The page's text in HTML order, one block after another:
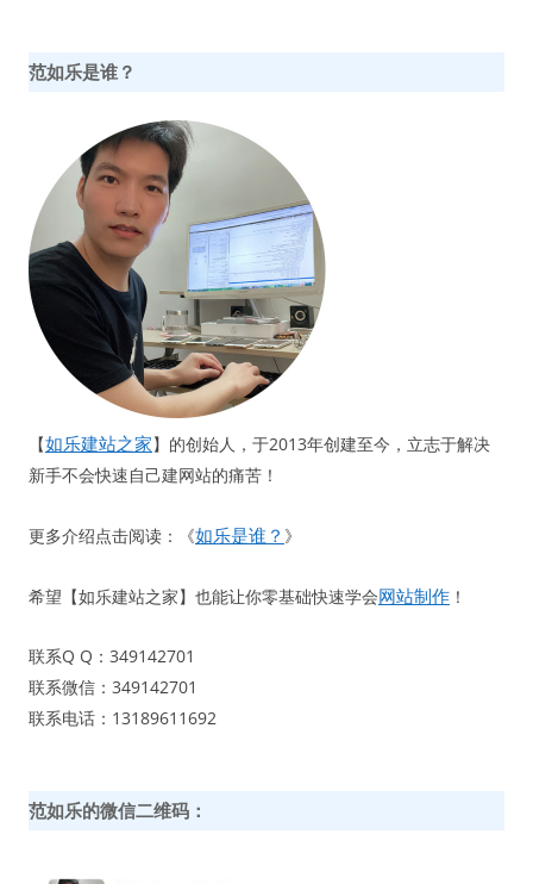
范如乐是谁？
【如乐建站之家】的创始人，于2013年创建至今，立志于解决
新手不会快速自己建网站的痛苦！
更多介绍点击阅读：《如乐是谁？ 》
希望【如乐建站之家】也能让你零基础快速学会网站制作 ！
联系Q Q：349142701
联系微信：349142701
联系电话：13189611692
范如乐的微信二维码：